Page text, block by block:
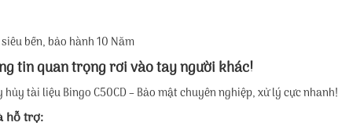
bền, bảo hành 10 Năm
tin quan trọng rơi vào tay người khác!
tài liệu Bingo C50CD – Bảo mật chuyên nghiệp, xử lý cực nhanh!
hỗ trợ: